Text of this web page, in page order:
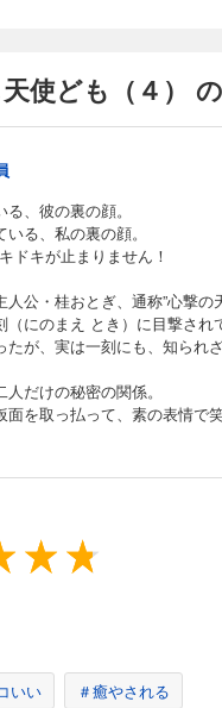
使ども（４）
、彼の裏の顔。
る、私の裏の顔。
ドキが止まりません！
公・桂おとぎ、通称”心撃
にのまえ とき）に目撃され
たが、実は一刻にも、知ら
だけの秘密の関係。
面を取っ払って、素の表情で
本作。
がおとぎらしく、等身大で、
いい ＃癒やされる